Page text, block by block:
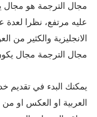
مجال الترجمة هو
عليه مرتفع، نظرا لعدة
الانجليزية والكثير من
مجال الترجمة مجال
يمكنك البدء في تقديم
العربية او العكس او من